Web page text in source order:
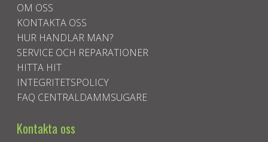
OM OSS
KONTAKTA OSS
HUR HANDLAR MAN?
SERVICE OCH REPARATIONER
HITTA HIT
INTEGRITETSPOLICY
FAQ CENTRALDAMMSUGARE
Kontakta oss